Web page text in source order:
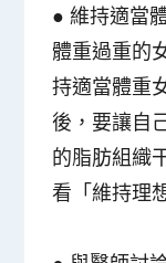
● 維持適當
體重過重的
持適當體重
後，要讓自
的脂肪組織
看「維持理